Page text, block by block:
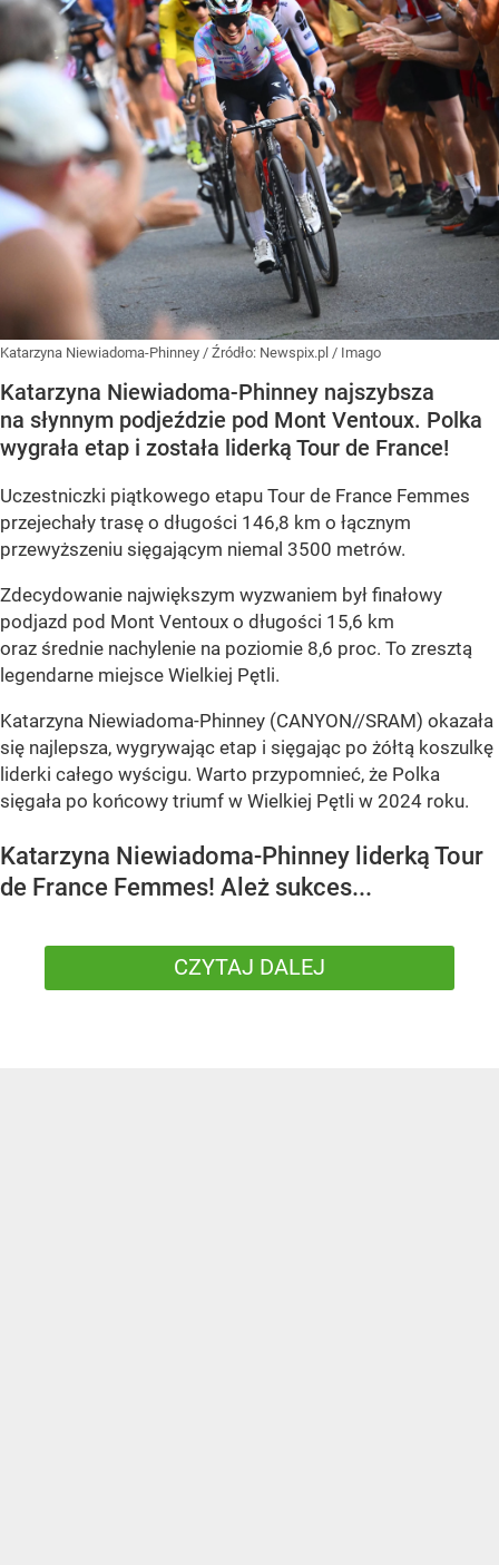
Katarzyna Niewiadoma-Phinney / Źródło: Newspix.pl / Imago
Katarzyna Niewiadoma-Phinney najszybsza
na słynnym podjeździe pod Mont Ventoux. Polka
wygrała etap i została liderką Tour de France!
Uczestniczki piątkowego etapu Tour de France Femmes
przejechały trasę o długości 146,8 km o łącznym
przewyższeniu sięgającym niemal 3500 metrów.
Zdecydowanie największym wyzwaniem był finałowy
podjazd pod Mont Ventoux o długości 15,6 km
oraz średnie nachylenie na poziomie 8,6 proc. To zresztą
legendarne miejsce Wielkiej Pętli.
Katarzyna Niewiadoma-Phinney (CANYON//SRAM) okazała
się najlepsza, wygrywając etap i sięgając po żółtą koszulkę
liderki całego wyścigu. Warto przypomnieć, że Polka
sięgała po końcowy triumf w Wielkiej Pętli w 2024 roku.
Katarzyna Niewiadoma-Phinney liderką Tour
de France Femmes! Ależ sukces...
CZYTAJ DALEJ